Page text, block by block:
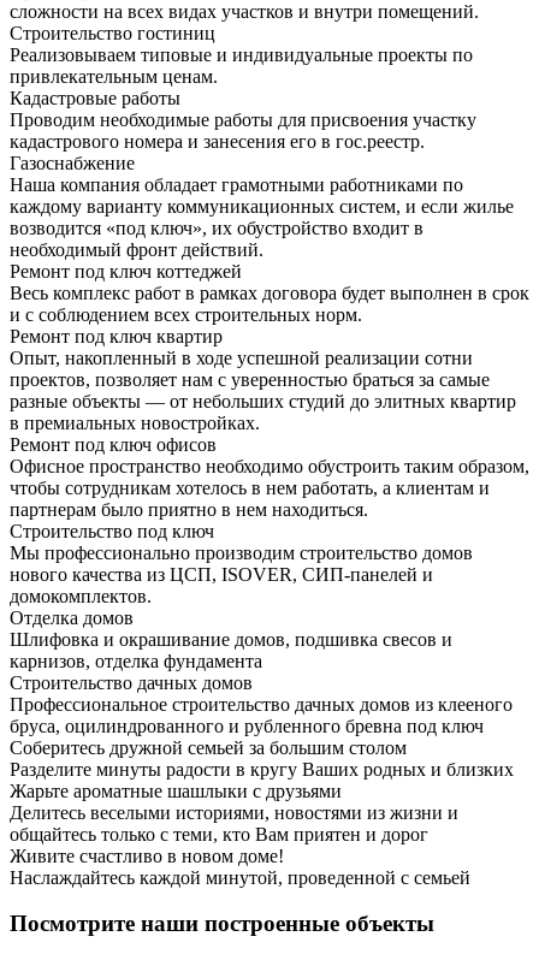
сложности на всех видах участков и внутри помещений.
Строительство гостиниц
Реализовываем типовые и индивидуальные проекты по
привлекательным ценам.
Кадастровые работы
Проводим необходимые работы для присвоения участку
кадастрового номера и занесения его в гос.реестр.
Газоснабжение
Наша компания обладает грамотными работниками по
каждому варианту коммуникационных систем, и если жилье
возводится «под ключ», их обустройство входит в
необходимый фронт действий.
Ремонт под ключ коттеджей
Весь комплекс работ в рамках договора будет выполнен в срок
и с соблюдением всех строительных норм.
Ремонт под ключ квартир
Опыт, накопленный в ходе успешной реализации сотни
проектов, позволяет нам с уверенностью браться за самые
разные объекты — от небольших студий до элитных квартир
в премиальных новостройках.
Ремонт под ключ офисов
Офисное пространство необходимо обустроить таким образом,
чтобы сотрудникам хотелось в нем работать, а клиентам и
партнерам было приятно в нем находиться.
Строительство под ключ
Мы профессионально производим строительство домов
нового качества из ЦСП, ISOVER, СИП-панелей и
домокомплектов.
Отделка домов
Шлифовка и окрашивание домов, подшивка свесов и
карнизов, отделка фундамента
Строительство дачных домов
Профессиональное строительство дачных домов из клееного
бруса, оцилиндрованного и рубленного бревна под ключ
Соберитесь дружной семьей за большим столом
Разделите минуты радости в кругу Ваших родных и близких
Жарьте ароматные шашлыки с друзьями
Делитесь веселыми историями, новостями из жизни и
общайтесь только с теми, кто Вам приятен и дорог
Живите счастливо в новом доме!
Наслаждайтесь каждой минутой, проведенной с семьей
Посмотрите наши построенные объекты